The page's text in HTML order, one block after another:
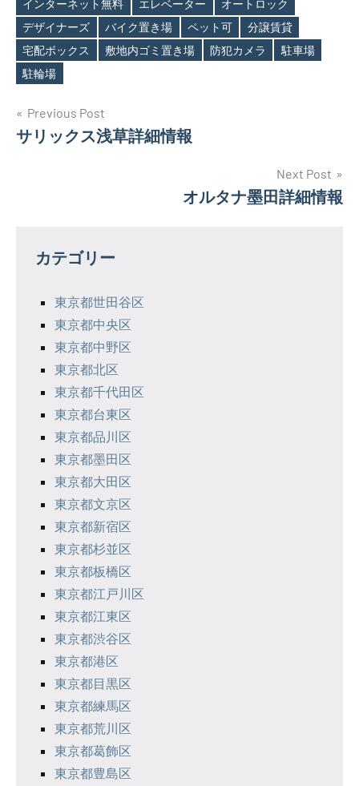
Tags
インターネット無料
エレベーター
オートロック
デザイナーズ
バイク置き場 ペット可
分譲賃貸
宅配ボックス
敷地内ゴミ置き場 防犯カメラ
駐車場
駐輪場
投
稿
ー
Previous Post
サリックス浅草詳細情報
Next Post
オルタナ墨田詳細情報
カテゴリー
東京都世田谷区
東京都中央区
東京都中野区
東京都北区
東京都千代田区
東京都台東区
東京都品川区
東京都墨田区
東京都大田区
東京都文京区
東京都新宿区
東京都杉並区
東京都板橋区
東京都江戸川区
東京都江東区
東京都渋谷区
東京都港区
東京都目黒区
東京都練馬区
東京都荒川区
東京都葛飾区
東京都豊島区